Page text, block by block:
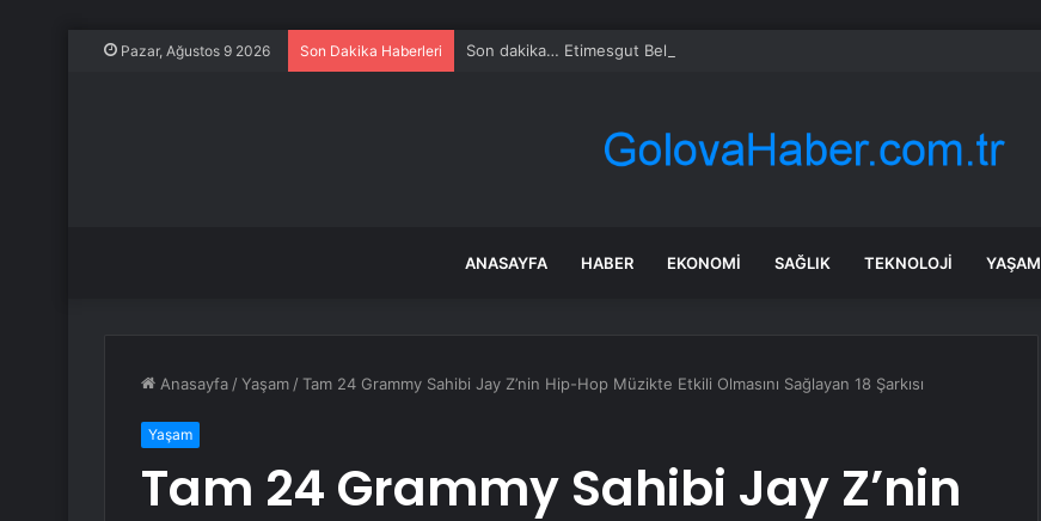
Pazar, Ağustos 9 2026 Son Dakika Haberleri Son dakika… Etimesgut Belediye Başkanı Erdal Beşikçioğlu tutuklandı
ANASAYFA HABER EKONOMI SAĞLIK TEKNOLOJI YAŞAM
Anasayfa /Yaşam /Tam 24 Grammy Sahibi Jay Z’nin Hip-Hop Müzikte Etkili Olmasını Sağlayan 18 Şarkısı
Yaşam
Tam 24 Grammy Sahibi Jay Z’nin